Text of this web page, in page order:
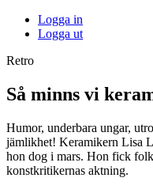
Logga in
Logga ut
Retro
Så minns vi
Humor, underbara ungar,
jämlikhet! Keramikern Lisa
hon dog i mars. Hon fick
konstkritikernas aktning.